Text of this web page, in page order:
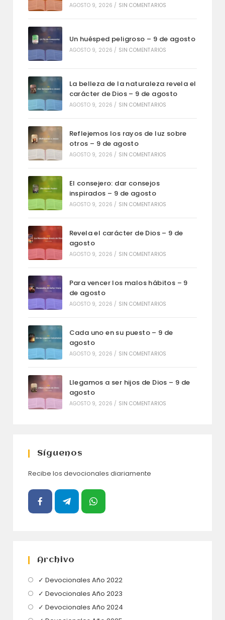
AGOSTO 9, 2026 / SIN COMENTARIOS
Un huésped peligroso – 9 de agosto
AGOSTO 9, 2026 / SIN COMENTARIOS
La belleza de la naturaleza revela el
carácter de Dios – 9 de agosto
AGOSTO 9, 2026 / SIN COMENTARIOS
Reflejemos los rayos de luz sobre
otros – 9 de agosto
AGOSTO 9, 2026 / SIN COMENTARIOS
El consejero: dar consejos
inspirados – 9 de agosto
AGOSTO 9, 2026 / SIN COMENTARIOS
Revela el carácter de Dios – 9 de
agosto
AGOSTO 9, 2026 / SIN COMENTARIOS
Para vencer los malos hábitos – 9
de agosto
AGOSTO 9, 2026 / SIN COMENTARIOS
Cada uno en su puesto – 9 de
agosto
AGOSTO 9, 2026 / SIN COMENTARIOS
Llegamos a ser hijos de Dios – 9 de
agosto
AGOSTO 9, 2026 / SIN COMENTARIOS
Síguenos
Recibe los devocionales diariamente
Archivo
✓ Devocionales Año 2022Se
✓ Devocionales Año 2023
abre
✓ Devocionales Año 2024